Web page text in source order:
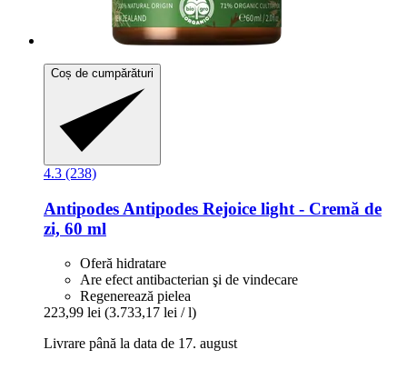
Coș de cumpărături
4.3 (238)
Antipodes Antipodes Rejoice light -​ Cremă de
zi, 60 ml
Oferă hidratare
Are efect antibacterian şi de vindecare
Regenerează pielea
223,99 lei (3.733,17 lei / l)
Livrare până la data de 17. august